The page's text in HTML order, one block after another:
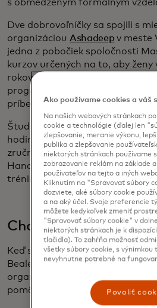
s obmedzeným formálnym
Dve dobrovoľníčky sa spojili s
organizáciou Ashadeep v meste
jedna z pobočiek spoločnosti
kurzov určených na to, aby ženy
rokov naučili základy sporenia,
programov, zakomponovali hry
príbehov.
Študenti sú povzbudzovaní, aby
hodiny, aby sa všetky generácie
zručnosti, ako napríklad ako si
Handa a Sapariya plánujú
tréningové programy v celom
Chantal Beale, New
Keď sa programová manažérka
Beale prihlásila ako
organizácii v Tanzánii, myslela
pomôže ľuďom, ktorí potrebujú
Ako používame cookies a váš
Na našich webových stránkach
cookie a technológie (ďalej len
zlepšovanie, meranie výkonu,
publika a zlepšovanie
niektorých stránkach používame
zobrazovanie reklám na základe
používateľov na tejto a iných
Kliknutím na "Spravovať súbory
dozviete, aké súbory cookie
a na aký účel. Svoje preferencie
môžete kedykoľvek zmeniť
"Spravovať súbory cookie" v
niektorých stránkach je k
tlačidla). To zahŕňa možnosť
všetky súbory cookie, s výnimkou
nevyhnutne potrebné na
Povoliť